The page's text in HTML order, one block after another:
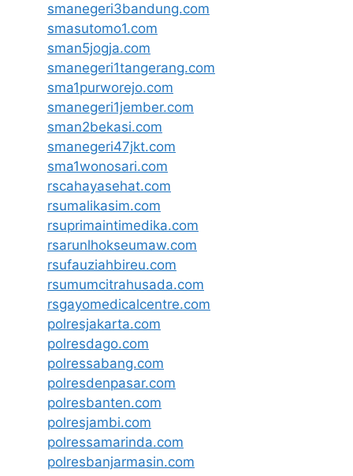
smanegeri3bandung.com
smasutomo1.com
sman5jogja.com
smanegeri1tangerang.com
sma1purworejo.com
smanegeri1jember.com
sman2bekasi.com
smanegeri47jkt.com
sma1wonosari.com
rscahayasehat.com
rsumalikasim.com
rsuprimaintimedika.com
rsarunlhokseumaw.com
rsufauziahbireu.com
rsumumcitrahusada.com
rsgayomedicalcentre.com
polresjakarta.com
polresdago.com
polressabang.com
polresdenpasar.com
polresbanten.com
polresjambi.com
polressamarinda.com
polresbanjarmasin.com